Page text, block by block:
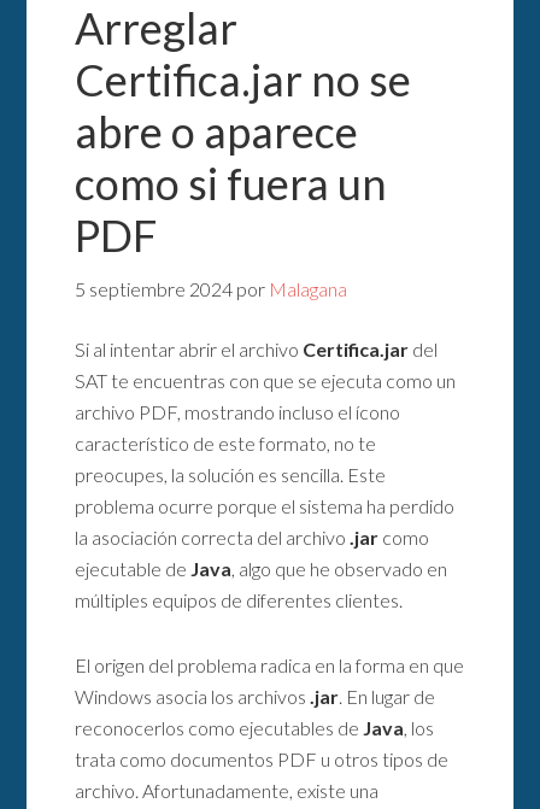
Arreglar
Certifica.jar no se
abre o aparece
como si fuera un
PDF
5 septiembre 2024 por Malagana
Si al intentar abrir el archivo Certifica.jar del
SAT te encuentras con que se ejecuta como un
archivo PDF, mostrando incluso el ícono
característico de este formato, no te
preocupes, la solución es sencilla. Este
problema ocurre porque el sistema ha perdido
la asociación correcta del archivo.jar como
ejecutable de Java, algo que he observado en
múltiples equipos de diferentes clientes.
El origen del problema radica en la forma en que
Windows asocia los archivos.jar. En lugar de
reconocerlos como ejecutables de Java, los
trata como documentos PDF u otros tipos de
archivo. Afortunadamente, existe una